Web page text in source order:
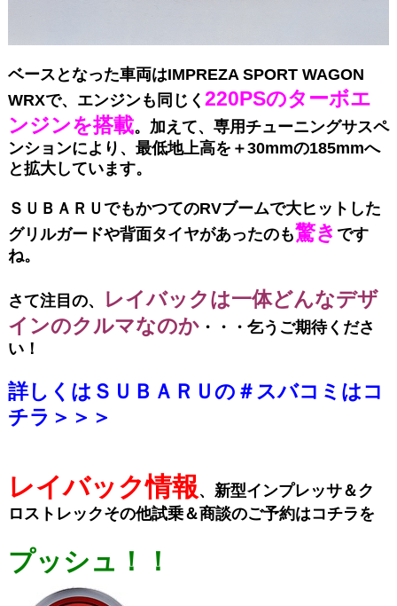
ベースとなった車両はIMPREZA SPORT WAGON
WRXで、エンジンも同じく 220PSのターボエ
ンジンを搭載。加えて、専用チューニングサスペ
ンションにより、最低地上高を＋30mmの185mmへ
と拡大しています。
ＳＵＢＡＲＵでもかつてのRVブームで大ヒットした
グリルガードや背面タイヤがあったのも驚き です
ね。
さて注目の、
レイバックは一体どんなデザ
インのクルマなのか・・・乞うご期待くださ
い！
詳しくはＳＵＢＡＲＵの＃スバコミはコ
チラ＞＞＞
レイバック情報、新型インプレッサ＆ク
ロストレックその他試乗＆商談のご予約はコチラを
プッシュ！！